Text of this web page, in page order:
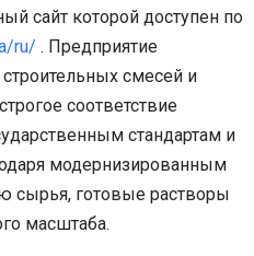
сайт которой доступен по
ru/ . Предприятие
смесей и
соответствие
стандартам и
модернизированным
сырья, готовые растворы
масштаба.